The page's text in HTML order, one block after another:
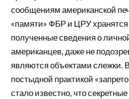
сообщениям американской
«памяти» ФБР и ЦРУ хранятся
полученные сведения о
американцев, даже не
являются объектами слежки.
постыдной практикой
стало известно, что